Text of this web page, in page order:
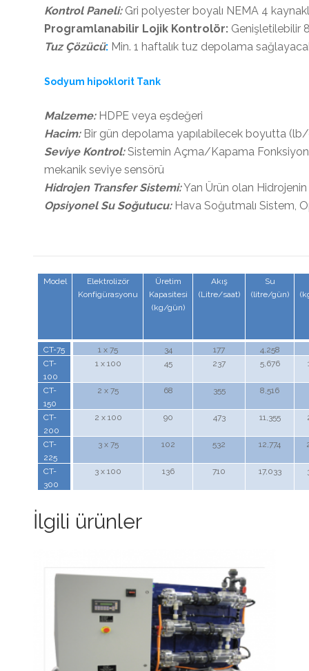
Kontrol Paneli:Gri polyester boyalı NEMA 4
Programlanabilir Lojik Kontrolör: Genişletilebilir
Tuz Çözücü: Min. 1 haftalık tuz depolama
Sodyum hipoklorit Tank
Malzeme:HDPE veya eşdeğeri
Hacim: Bir gün depolama yapılabilecek boyutta
Seviye Kontrol: Sistemin Açma/Kapama
mekanik seviye sensörü
Hidrojen Transfer Sistemi:Yan Ürün olan
Opsiyonel Su Soğutucu:Hava Soğutmalı Sistem,
Model
Elektrolizör
Konfigürasyonu
Üretim
Kapasitesi
(kg/gün)
Akış
(Litre/saat)
Su
(litre/gün)
CT-75 1 x 75 34 177
4,258
CT-
100
1 x 100 45 237 5,676
CT-
150
2 x 75 68 355 8,516
CT-
200
2 x 100 90 473 11,355
CT-
225
3 x 75 102 532 12,774
CT-
300
3 x 100 136 710 17,033
İlgili ürünler